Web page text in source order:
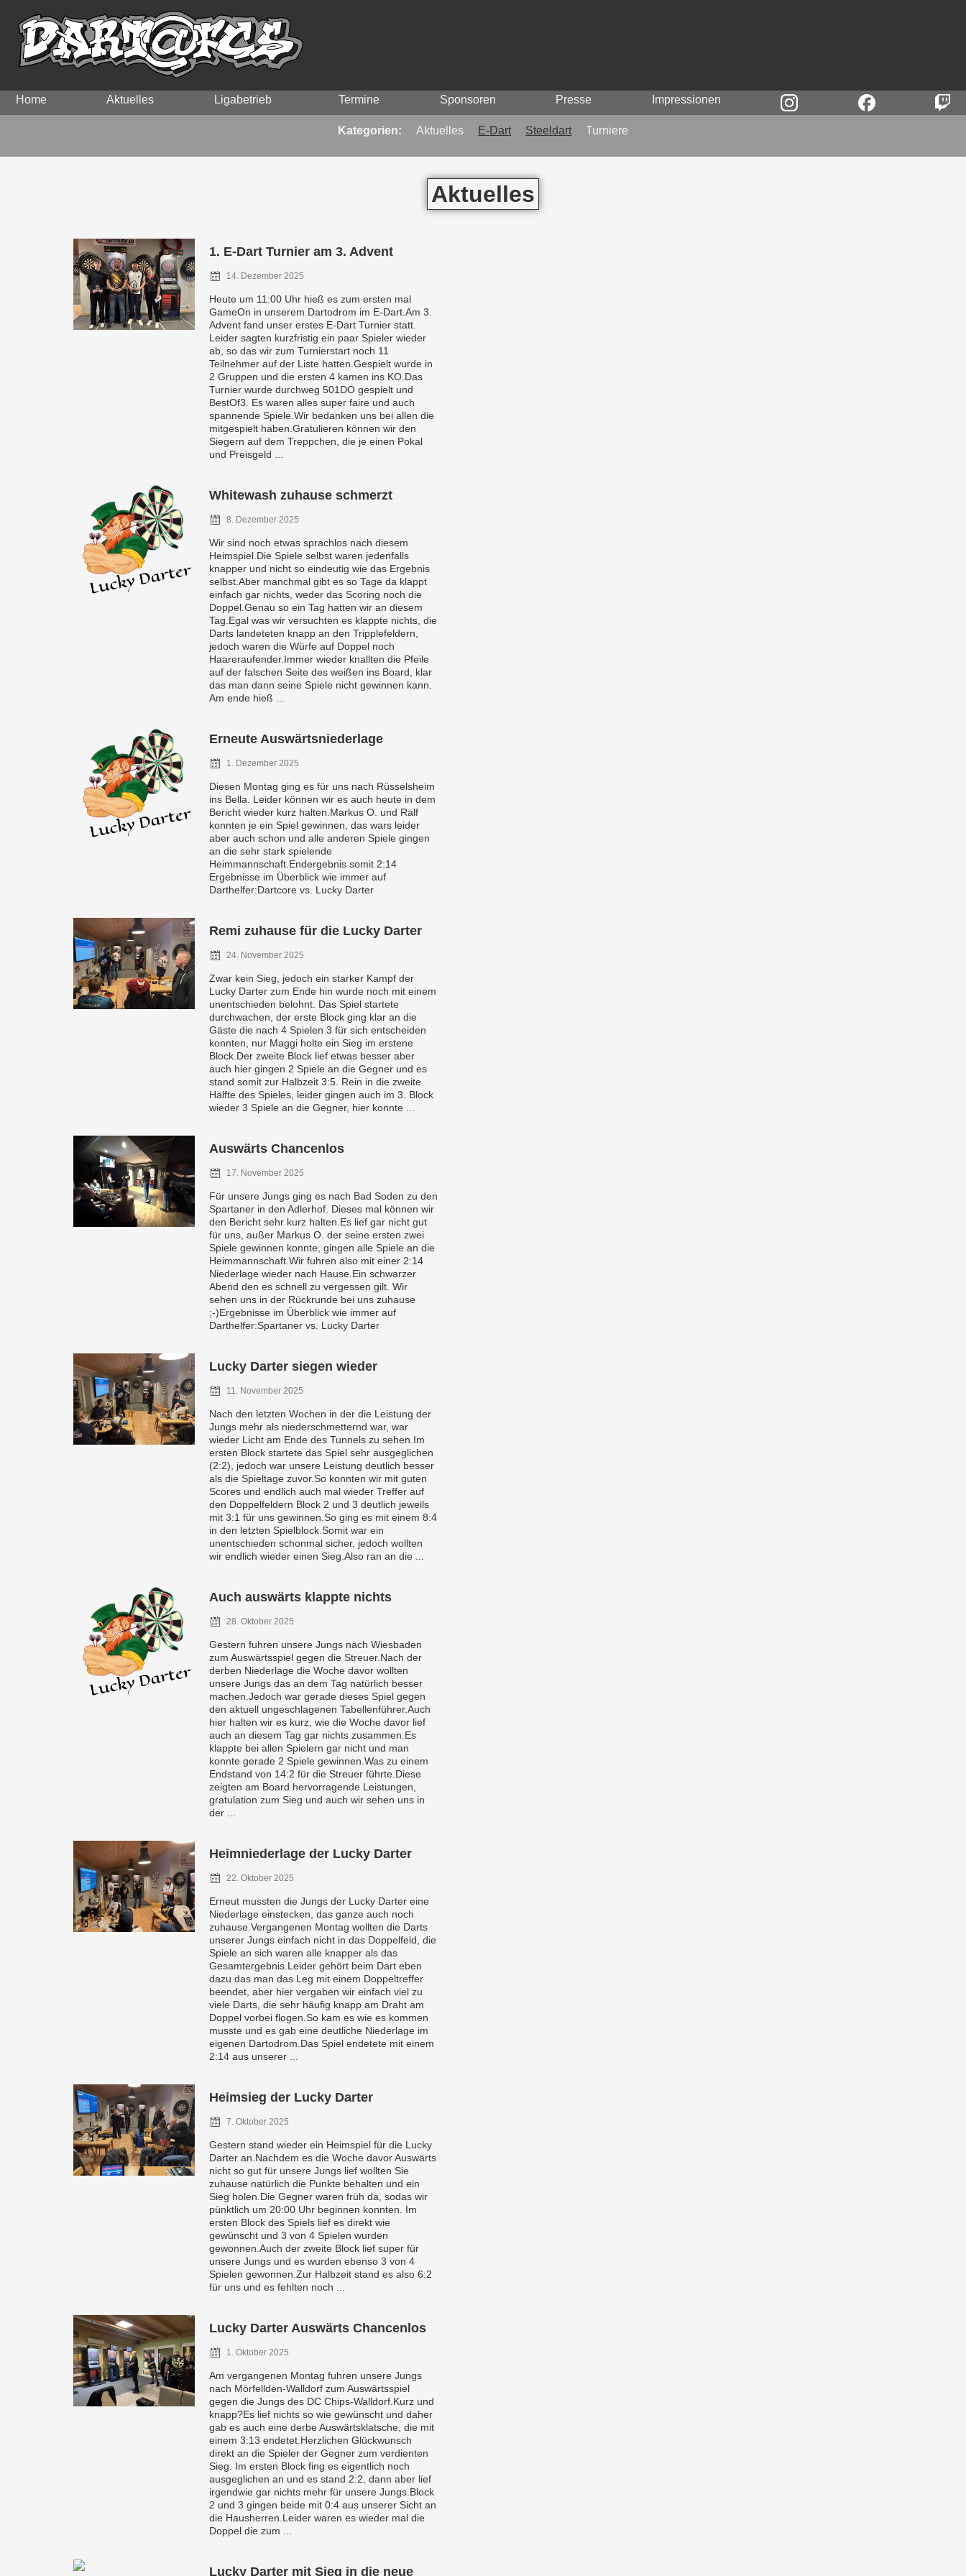
Home Aktuelles Ligabetrieb Termine Sponsoren Presse Impressionen
Kategorien: Aktuelles E-Dart Steeldart Turniere
Aktuelles
1. E-Dart Turnier am 3. Advent
14. Dezember 2025
Heute um 11:00 Uhr hieß es zum ersten mal
GameOn in unserem Dartodrom im E-Dart.Am 3.
Advent fand unser erstes E-Dart Turnier statt.
Leider sagten kurzfristig ein paar Spieler wieder
ab, so das wir zum Turnierstart noch 11
Teilnehmer auf der Liste hatten.Gespielt wurde in
2 Gruppen und die ersten 4 kamen ins KO.Das
Turnier wurde durchweg 501DO gespielt und
BestOf3. Es waren alles super faire und auch
spannende Spiele.Wir bedanken uns bei allen die
mitgespielt haben.Gratulieren können wir den
Siegern auf dem Treppchen, die je einen Pokal
und Preisgeld ...
Whitewash zuhause schmerzt
8. Dezember 2025
Wir sind noch etwas sprachlos nach diesem
Heimspiel.Die Spiele selbst waren jedenfalls
knapper und nicht so eindeutig wie das Ergebnis
selbst.Aber manchmal gibt es so Tage da klappt
einfach gar nichts, weder das Scoring noch die
Doppel.Genau so ein Tag hatten wir an diesem
Tag.Egal was wir versuchten es klappte nichts, die
Darts landeteten knapp an den Tripplefeldern,
jedoch waren die Würfe auf Doppel noch
Haareraufender.Immer wieder knallten die Pfeile
auf der falschen Seite des weißen ins Board, klar
das man dann seine Spiele nicht gewinnen kann.
Am ende hieß ...
Erneute Auswärtsniederlage
1. Dezember 2025
Diesen Montag ging es für uns nach Rüsselsheim
ins Bella. Leider können wir es auch heute in dem
Bericht wieder kurz halten.Markus O. und Ralf
konnten je ein Spiel gewinnen, das wars leider
aber auch schon und alle anderen Spiele gingen
an die sehr stark spielende
Heimmannschaft.Endergebnis somit 2:14
Ergebnisse im Überblick wie immer auf
Darthelfer:Dartcore vs. Lucky Darter
Remi zuhause für die Lucky Darter
24. November 2025
Zwar kein Sieg, jedoch ein starker Kampf der
Lucky Darter zum Ende hin wurde noch mit einem
unentschieden belohnt. Das Spiel startete
durchwachen, der erste Block ging klar an die
Gäste die nach 4 Spielen 3 für sich entscheiden
konnten, nur Maggi holte ein Sieg im erstene
Block.Der zweite Block lief etwas besser aber
auch hier gingen 2 Spiele an die Gegner und es
stand somit zur Halbzeit 3:5. Rein in die zweite
Hälfte des Spieles, leider gingen auch im 3. Block
wieder 3 Spiele an die Gegner, hier konnte ...
Auswärts Chancenlos
17. November 2025
Für unsere Jungs ging es nach Bad Soden zu den
Spartaner in den Adlerhof. Dieses mal können wir
den Bericht sehr kurz halten.Es lief gar nicht gut
für uns, außer Markus O. der seine ersten zwei
Spiele gewinnen konnte, gingen alle Spiele an die
Heimmannschaft.Wir fuhren also mit einer 2:14
Niederlage wieder nach Hause.Ein schwarzer
Abend den es schnell zu vergessen gilt. Wir
sehen uns in der Rückrunde bei uns zuhause
;-)Ergebnisse im Überblick wie immer auf
Darthelfer:Spartaner vs. Lucky Darter
Lucky Darter siegen wieder
11. November 2025
Nach den letzten Wochen in der die Leistung der
Jungs mehr als niederschmetternd war, war
wieder Licht am Ende des Tunnels zu sehen.Im
ersten Block startete das Spiel sehr ausgeglichen
(2:2), jedoch war unsere Leistung deutlich besser
als die Spieltage zuvor.So konnten wir mit guten
Scores und endlich auch mal wieder Treffer auf
den Doppelfeldern Block 2 und 3 deutlich jeweils
mit 3:1 für uns gewinnen.So ging es mit einem 8:4
in den letzten Spielblock.Somit war ein
unentschieden schonmal sicher, jedoch wollten
wir endlich wieder einen Sieg.Also ran an die ...
Auch auswärts klappte nichts
28. Oktober 2025
Gestern fuhren unsere Jungs nach Wiesbaden
zum Auswärtsspiel gegen die Streuer.Nach der
derben Niederlage die Woche davor wollten
unsere Jungs das an dem Tag natürlich besser
machen.Jedoch war gerade dieses Spiel gegen
den aktuell ungeschlagenen Tabellenführer.Auch
hier halten wir es kurz, wie die Woche davor lief
auch an diesem Tag gar nichts zusammen.Es
klappte bei allen Spielern gar nicht und man
konnte gerade 2 Spiele gewinnen.Was zu einem
Endstand von 14:2 für die Streuer führte.Diese
zeigten am Board hervorragende Leistungen,
gratulation zum Sieg und auch wir sehen uns in
der ...
Heimniederlage der Lucky Darter
22. Oktober 2025
Erneut mussten die Jungs der Lucky Darter eine
Niederlage einstecken, das ganze auch noch
zuhause.Vergangenen Montag wollten die Darts
unserer Jungs einfach nicht in das Doppelfeld, die
Spiele an sich waren alle knapper als das
Gesamtergebnis.Leider gehört beim Dart eben
dazu das man das Leg mit einem Doppeltreffer
beendet, aber hier vergaben wir einfach viel zu
viele Darts, die sehr häufig knapp am Draht am
Doppel vorbei flogen.So kam es wie es kommen
musste und es gab eine deutliche Niederlage im
eigenen Dartodrom.Das Spiel endetete mit einem
2:14 aus unserer ...
Heimsieg der Lucky Darter
7. Oktober 2025
Gestern stand wieder ein Heimspiel für die Lucky
Darter an.Nachdem es die Woche davor Auswärts
nicht so gut für unsere Jungs lief wollten Sie
zuhause natürlich die Punkte behalten und ein
Sieg holen.Die Gegner waren früh da, sodas wir
pünktlich um 20:00 Uhr beginnen konnten. Im
ersten Block des Spiels lief es direkt wie
gewünscht und 3 von 4 Spielen wurden
gewonnen.Auch der zweite Block lief super für
unsere Jungs und es wurden ebenso 3 von 4
Spielen gewonnen.Zur Halbzeit stand es also 6:2
für uns und es fehlten noch ...
Lucky Darter Auswärts Chancenlos
1. Oktober 2025
Am vergangenen Montag fuhren unsere Jungs
nach Mörfellden-Walldorf zum Auswärtsspiel
gegen die Jungs des DC Chips-Walldorf.Kurz und
knapp?Es lief nichts so wie gewünscht und daher
gab es auch eine derbe Auswärtsklatsche, die mit
einem 3:13 endetet.Herzlichen Glückwunsch
direkt an die Spieler der Gegner zum verdienten
Sieg. Im ersten Block fing es eigentlich noch
ausgeglichen an und es stand 2:2, dann aber lief
irgendwie gar nichts mehr für unsere Jungs.Block
2 und 3 gingen beide mit 0:4 aus unserer Sicht an
die Hausherren.Leider waren es wieder mal die
Doppel die zum ...
Lucky Darter mit Sieg in die neue